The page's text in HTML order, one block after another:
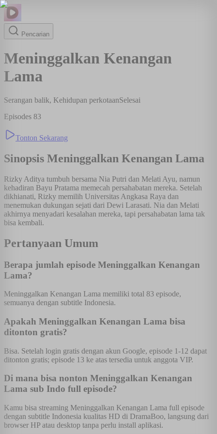
Pencarian
Meninggalkan Kenangan
Lama
Serangan balik, Kehidupan perkotaanSelesai
Episodes 83
Tonton Sekarang
Sinopsis Meninggalkan Kenangan Lama
Rizky Aditya tumbuh bersama Nia Putri dan Melati Ayu, namun
kehadiran Bayu Pratama memecah persahabatan mereka. Setelah
dikhianati, Rizky memilih Universitas Angkasa Raya dan
menemukan dukungan sejati dari Dewi Larasati. Nia dan Melati
akhirnya menyadari kesalahan mereka, tapi persahabatan lama tak
bisa kembali.
Pertanyaan Umum
Berapa jumlah episode Meninggalkan Kenangan
Lama?
Meninggalkan Kenangan Lama memiliki total 83 episode,
semuanya dengan subtitle Indonesia.
Apakah Meninggalkan Kenangan Lama bisa
ditonton gratis?
Bisa. Setelah login gratis dengan akun Google, episode 1-12 dapat
ditonton gratis; episode 13 ke atas tersedia untuk anggota VIP.
Di mana bisa nonton Meninggalkan Kenangan
Lama sub Indo full episode?
Kamu bisa streaming Meninggalkan Kenangan Lama full episode
dengan subtitle Indonesia kualitas HD di DramaBoo, langsung dari
browser HP atau desktop tanpa perlu install aplikasi.